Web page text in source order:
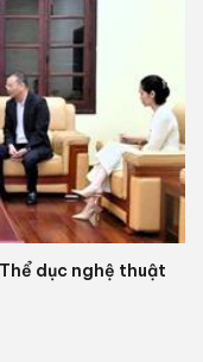
dục nghệ thuật